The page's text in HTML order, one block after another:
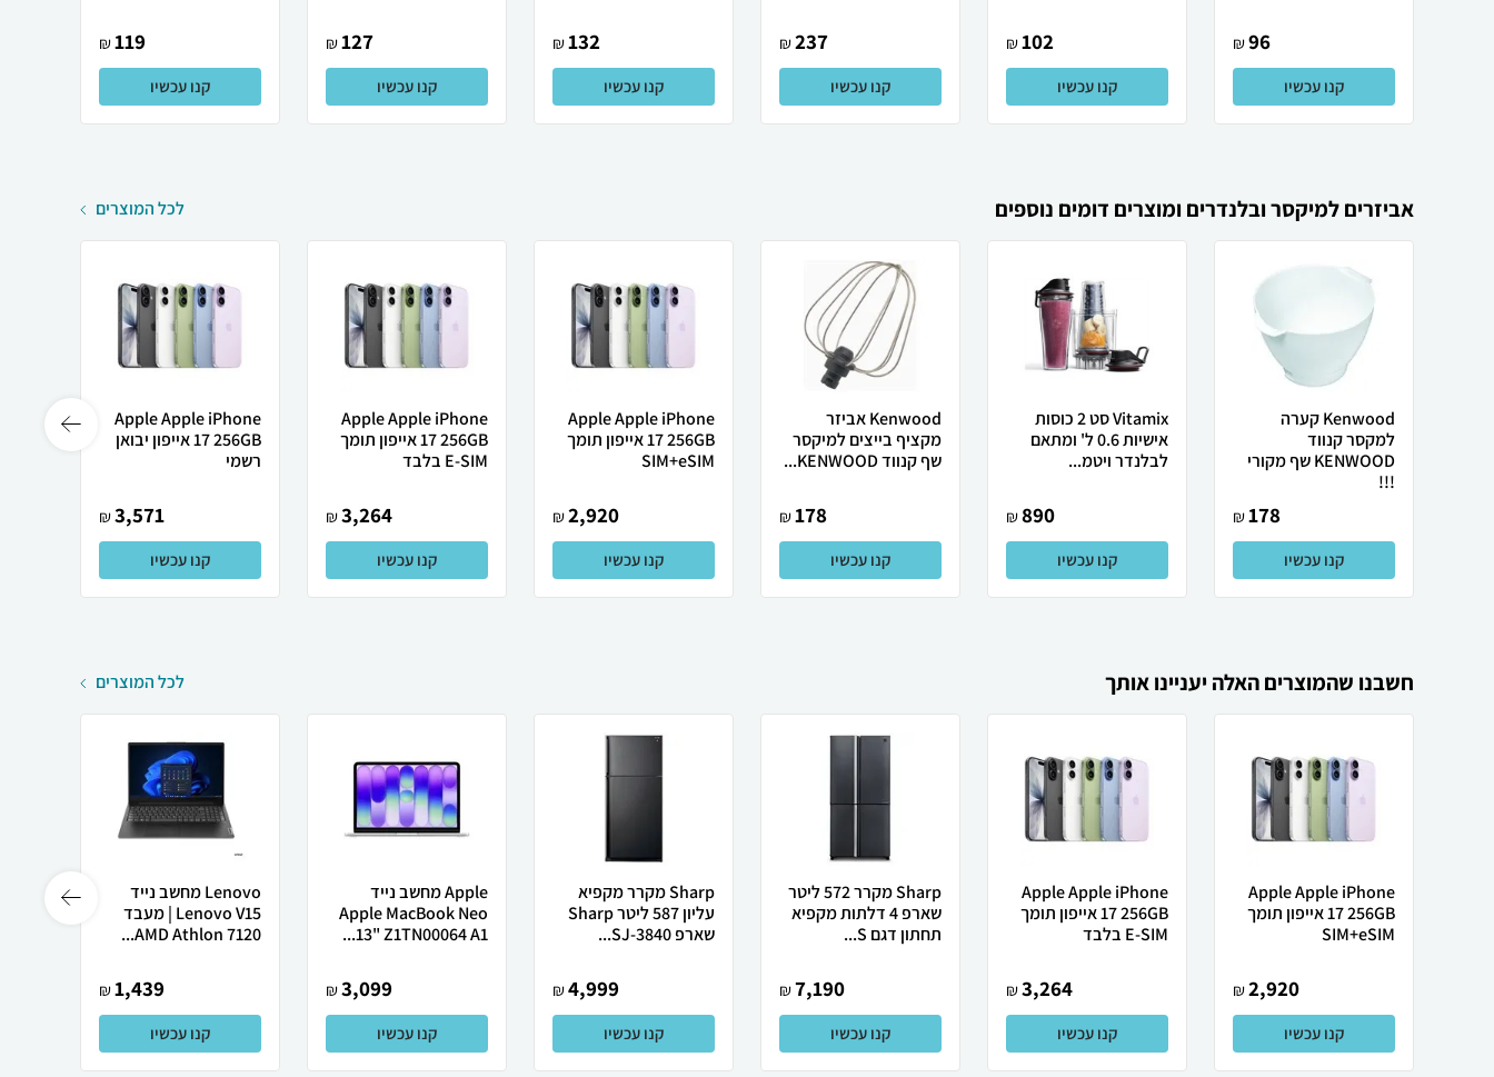
96
₪
קנו עכשיו
102
₪
קנו עכשיו
237
₪
קנו עכשיו
132
₪
קנו עכשיו
127
₪
קנו עכשיו
119
₪
קנו עכשיו
אביזרים למיקסר ובלנדרים ומוצרים דומים נוספים לכל המוצרים
Kenwood קערה
למקסר קנווד
KENWOOD שף מקורי
!!!
178
₪
קנו עכשיו
Vitamix סט 2 כוסות
אישיות 0.6 ל' ומתאם
לבלנדר ויטמ...
890
₪
קנו עכשיו
Kenwood אביזר
מקציף בייצים למיקסר
שף קנווד KENWOOD...
178
₪
קנו עכשיו
Apple Apple iPhone
17 256GB אייפון תומך
SIM+eSIM
2,920
₪
קנו עכשיו
Apple Apple iPhone
17 256GB אייפון תומך
E-SIM בלבד
3,264
₪
קנו עכשיו
Apple Apple iPhone
17 256GB אייפון יבואן
רשמי
3,571
₪
קנו עכשיו
חשבנו שהמוצרים האלה יעניינו אותך לכל המוצרים
Apple Apple iPhone
17 256GB אייפון תומך
SIM+eSIM
2,920
₪
קנו עכשיו
Apple Apple iPhone
17 256GB אייפון תומך
E-SIM בלבד
3,264
₪
קנו עכשיו
Sharp מקרר 572 ליטר
שארפ 4 דלתות מקפיא
תחתון דגם S...
7,190
₪
קנו עכשיו
Sharp מקרר מקפיא
עליון 587 ליטר Sharp
שארפ SJ-3840...
4,999
₪
קנו עכשיו
Apple מחשב נייד
Apple MacBook Neo
13" Z1TN00064 A1...
3,099
₪
קנו עכשיו
Lenovo מחשב נייד
Lenovo V15 | מעבד
AMD Athlon 7120...
1,439
₪
קנו עכשיו